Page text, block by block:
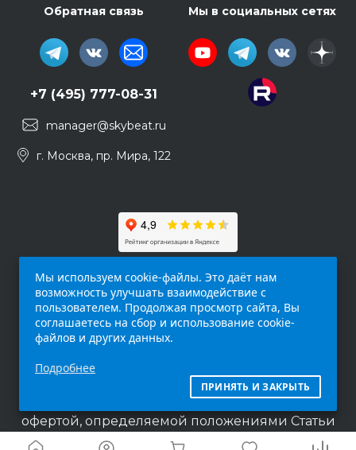
Обратная связь
+7 (495) 777-08-31
manager@skybeat.ru
г. Москва, пр. Мира, 122
Мы в социальных сетях
интернет-сайт (
исключительно информационный характер и
ни при каких условиях не является публичной
офертой, определяемой положениями Статьи
437 п.2 Гражданского кодекса Российской
Мы используем cookie-файлы. Это даёт нам
возможность улучшать взаимодействие с
пользователем. Продолжая просмотр сайта, Вы
соглашаетесь на сбор и использование cookie-
файлов и других данных.
Подробнее
ПРИНЯТЬ И ЗАКРЫТЬ